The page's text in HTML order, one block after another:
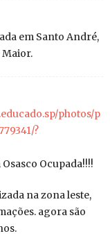
em Santo André,
Maior.
photos/p
?
Ocupada!!!!
na zona leste,
agora são